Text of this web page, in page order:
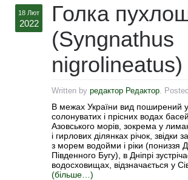
18 Лют
2022
Голка
(Syngnathus
nigrolineatus)
Written by редактор Редактор .
В межах України вид поширений
солонуватих і прісних водах
Азовського морів, зокрема у
і гирлових ділянках річок, звідки
з морем водойми і ріки (пониззя
Південного Бугу), в Дніпрі
водосховищах, відзначається у
(більше…)